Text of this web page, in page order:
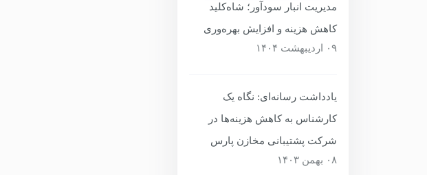
مدیریت انبار سودآور؛ شاه‌کلید
کاهش هزینه و افزایش بهره‌وری
۰۹ اردیبهشت ۱۴۰۴
یادداشت رسانه‌ای: نگاه یک
کارشناس به کاهش هزینه‌ها در
شرکت پشتیبانی مخازن پارس
۰۸ بهمن ۱۴۰۳